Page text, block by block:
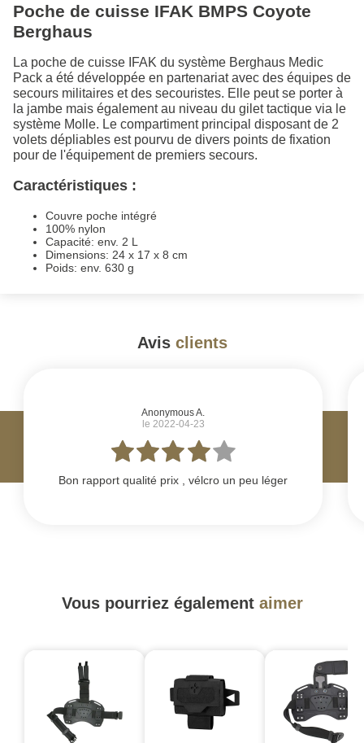
Poche de cuisse IFAK BMPS Coyote
Berghaus
La poche de cuisse IFAK du système Berghaus Medic
Pack a été développée en partenariat avec des équipes de
secours militaires et des secouristes. Elle peut se porter à
la jambe mais également au niveau du gilet tactique via le
système Molle. Le compartiment principal disposant de 2
volets dépliables est pourvu de divers points de fixation
pour de l'équipement de premiers secours.
Caractéristiques :
Couvre poche intégré
100% nylon
Capacité: env. 2 L
Dimensions: 24 x 17 x 8 cm
Poids: env. 630 g
Avis clients
Anonymous A.
le 2022-04-23
Bon rapport qualité prix , vélcro un peu léger
Vous pourriez également aimer